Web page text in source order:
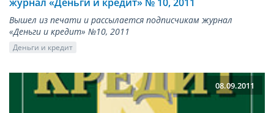
Вышел из печати и рассылается подписчикам журнал
«Деньги и кредит» №10, 2011
Деньги и кредит
08.09.2011